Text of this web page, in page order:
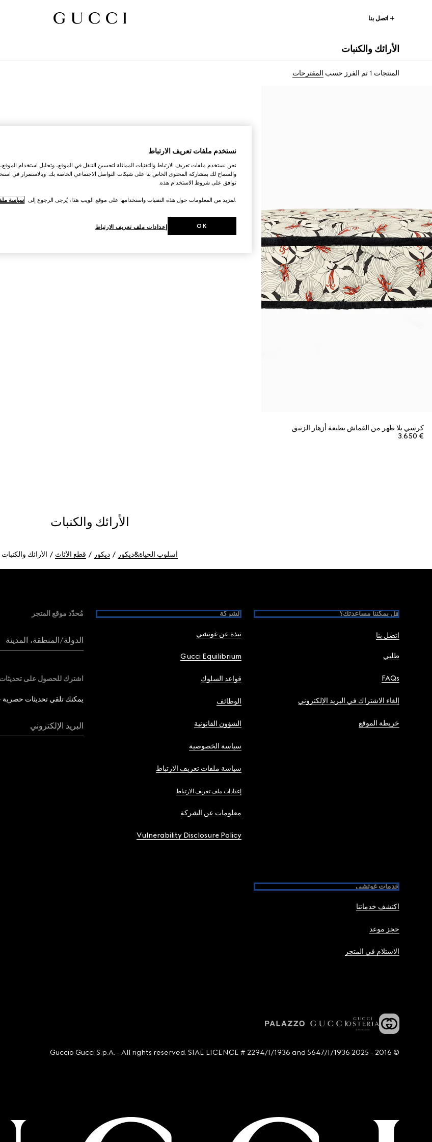
اتصل بنا
الأرائك والكنبات
المنتجات 1 تم الفرز حسب المقترحات
كرسي بلا ظهر من القماش بطبعة أزهار الزنبق
€ 3.650
الأرائك والكنبات
أسلوب الحياة&ديكور ديكور قطع الأثاث الأرائك والكنبات
هل يمكننا مساعدتك؟
اتصل بنا
طلبي
FAQs
إلغاء الاشتراك في البريد الإلكتروني
خريطة الموقع
الشركة
نبذة عن غوتشي
Gucci Equilibrium
قواعد السلوك
الوظائف
الشؤون القانونية
سياسة الخصوصية
سياسة ملفات تعريف الارتباط
إعدادات ملف تعريف الارتباط
معلومات عن الشركة
Vulnerability Disclosure Policy
خدمات غوتشي
اكتشف خدماتنا
حجز موعد
الاستلام في المتجر
مُحدّد موقع المتجر
الدولة/المنطقة، المدينة
اشترك للحصول على
يمكنك تلقي تحديثات حصرية
البريد الإلكتروني
© 2016 - 2025 Guccio Gucci S.p.A. - All rights reserved. SIAE LICENCE # 2294/I/1936 and 5647/I/1936
نستخدم ملفات تعريف الارتباط
نحن نستخدم ملفات تعريف الارتباط والتقنيات المماثلة لتحسين التنقل في الموقع، وتحليل استخدام
والسماح لك بمشاركة المحتوى الخاص بنا على شبكات التواصل الاجتماعي الخاصة بك. وبالاستمرار في
توافق على شروط الاستخدام هذه.
.لمزيد من المعلومات حول هذه التقنيات واستخدامها على موقع الويب هذا، يُرجى الرجوع إلى سياسة
إعدادات ملف تعريف الارتباط OK